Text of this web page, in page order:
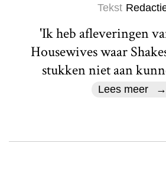
Tekst
'Ik heb afleveringen
Housewives waar
stukken niet aan
Lees meer